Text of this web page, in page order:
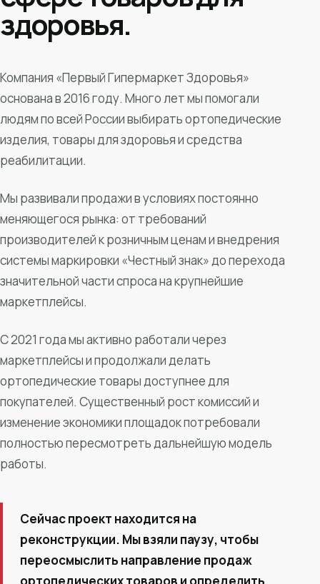
здоровья.
Компания «Первый Гипермаркет Здоровья»
основана в 2016 году. Много лет мы помогали
людям по всей России выбирать ортопедические
изделия, товары для здоровья и средства
реабилитации.
Мы развивали продажи в условиях постоянно
меняющегося рынка: от требований
производителей к розничным ценам и внедрения
системы маркировки «Честный знак» до перехода
значительной части спроса на крупнейшие
маркетплейсы.
С 2021 года мы активно работали через
маркетплейсы и продолжали делать
ортопедические товары доступнее для
покупателей. Существенный рост комиссий и
изменение экономики площадок потребовали
полностью пересмотреть дальнейшую модель
работы.
Сейчас проект находится на
реконструкции. Мы взяли паузу, чтобы
переосмыслить направление продаж